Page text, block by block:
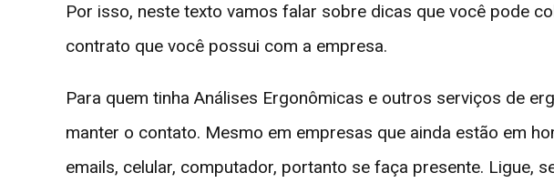
Por isso, neste texto vamos falar sobre dicas que você pode
contrato que você possui com a empresa.
Para quem tinha Análises Ergonômicas e outros serviços de
manter o contato. Mesmo em empresas que ainda estão em
emails, celular, computador, portanto se faça presente. Ligue,